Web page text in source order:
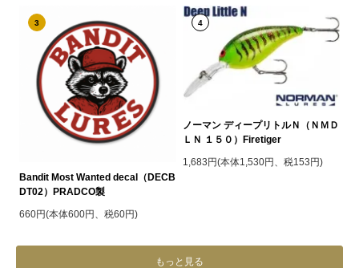
3
Bandit Most Wanted decal（DECB
DT02）PRADCO製
660円(本体600円、税60円)
4
ノーマン ディープリトルＮ（ＮＭＤ
ＬＮ １５０）Firetiger
1,683円(本体1,530円、税153円)
もっと見る